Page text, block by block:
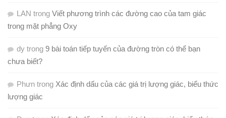
LAN trong Viết phương trình các đường cao của tam giác
trong mặt phẳng Oxy
dy trong 9 bài toán tiếp tuyến của đường tròn có thể bạn
chưa biết?
Phưn trong Xác định dấu của các giá trị lượng giác, biểu thức
lượng giác